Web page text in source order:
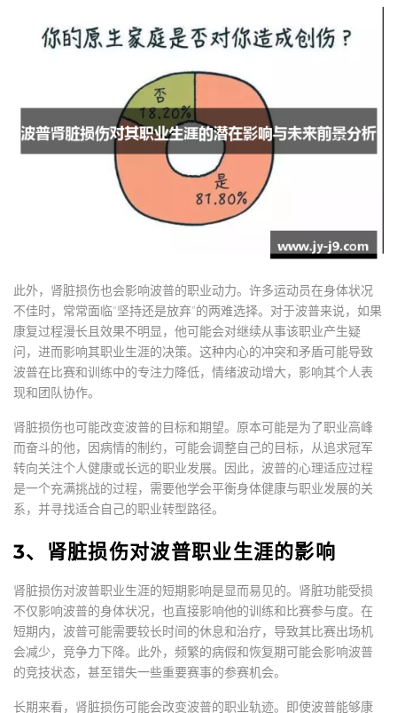
此外，肾脏损伤也会影响波普的职业动力。许多运动员在身体状况
不佳时，常常面临“坚持还是放弃”的两难选择。对于波普来说，如果
康复过程漫长且效果不明显，他可能会对继续从事该职业产生疑
问，进而影响其职业生涯的决策。这种内心的冲突和矛盾可能导致
波普在比赛和训练中的专注力降低，情绪波动增大，影响其个人表
现和团队协作。
肾脏损伤也可能改变波普的目标和期望。原本可能是为了职业高峰
而奋斗的他，因病情的制约，可能会调整自己的目标，从追求冠军
转向关注个人健康或长远的职业发展。因此，波普的心理适应过程
是一个充满挑战的过程，需要他学会平衡身体健康与职业发展的关
系，并寻找适合自己的职业转型路径。
3、肾脏损伤对波普职业生涯的影响
肾脏损伤对波普职业生涯的短期影响是显而易见的。肾脏功能受损
不仅影响波普的身体状况，也直接影响他的训练和比赛参与度。在
短期内，波普可能需要较长时间的休息和治疗，导致其比赛出场机
会减少，竞争力下降。此外，频繁的病假和恢复期可能会影响波普
的竞技状态，甚至错失一些重要赛事的参赛机会。
长期来看，肾脏损伤可能会改变波普的职业轨迹。即使波普能够康